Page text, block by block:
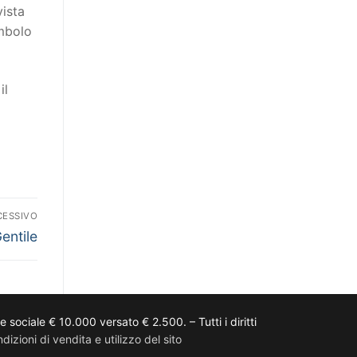
sociale € 10.000 versato € 2.500. – Tutti i diritti
di vendita e utilizzo del sito